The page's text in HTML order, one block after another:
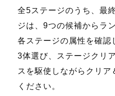
全5ステージのうち、最
ジは、9つの候補からラ
各ステージの属性を確認
3体選び、ステージクリ
スを駆使しながらクリア
ください。